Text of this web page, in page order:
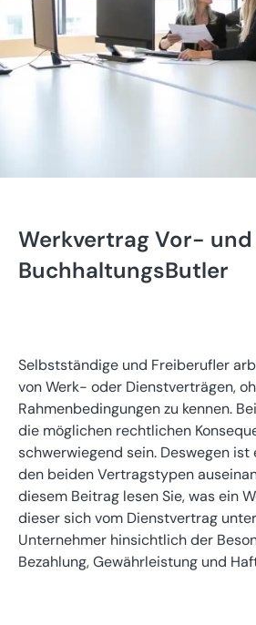
Gliederung
Werkvertrag Vor- und Nachteile |
So funktioniert ein Werkvertrag
Typische Anwendungsfälle
Unterschied zwischen Werk- und
Rechtliche Besonderheiten bei
Verträge mit Privatpersonen
Werkvertrag Vor- und
BuchhaltungsButler
Selbstständige und Freiberufler
von Werk- oder Dienstverträgen,
Rahmenbedingungen zu kennen.
die möglichen rechtlichen
schwerwiegend sein. Deswegen
den beiden Vertragstypen
diesem Beitrag lesen Sie, was ein
dieser sich vom Dienstvertrag
Unternehmer hinsichtlich der
Bezahlung, Gewährleistung und